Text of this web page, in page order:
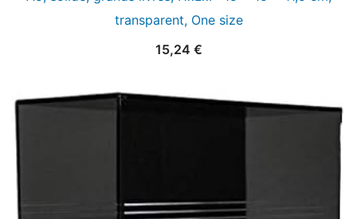
transparent, One size
15,24 €